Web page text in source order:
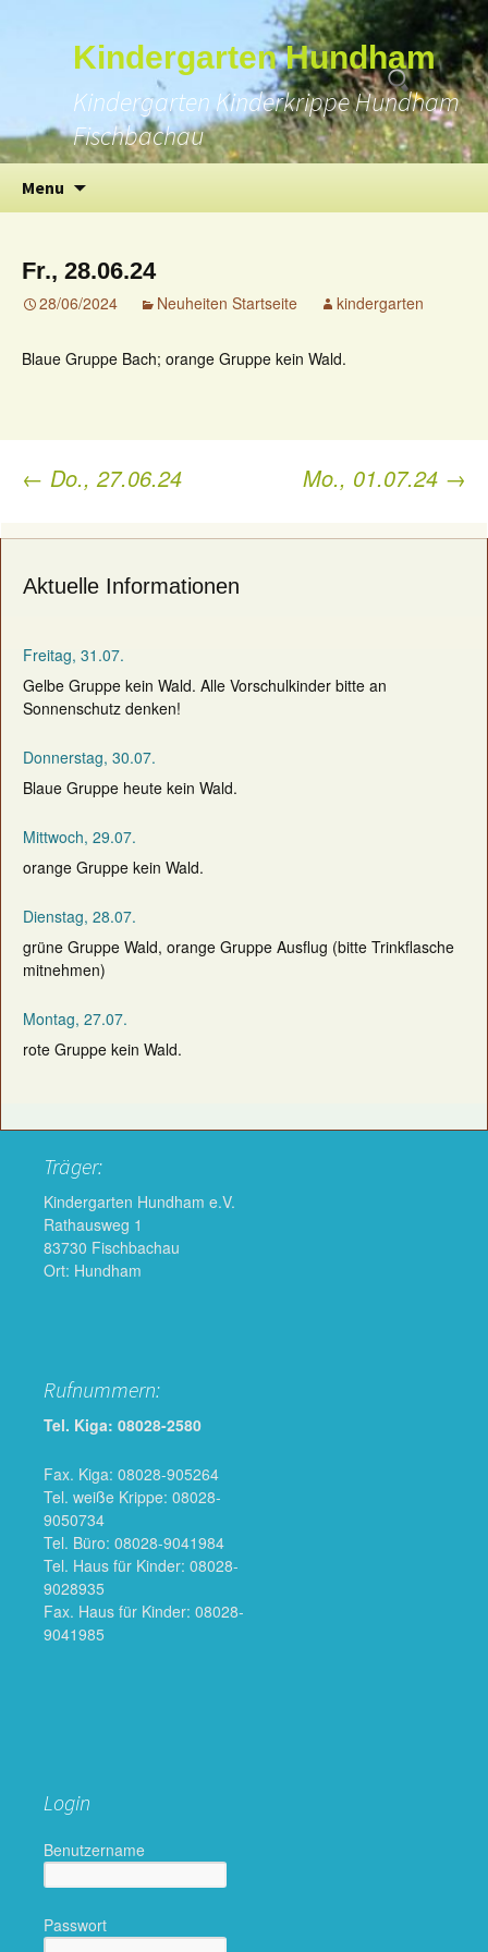
Kindergarten Hundham
Kindergarten Kinderkrippe Hundham
Fischbachau
Menu
content
Suchen
nach:
Fr., 28.06.24
28/06/2024 Neuheiten Startseite kindergarten
Blaue Gruppe Bach; orange Gruppe kein Wald.
Post
← Do., 27.06.24 Mo., 01.07.24 →
Aktuelle Informationen
Freitag, 31.07.
Gelbe Gruppe kein Wald. Alle Vorschulkinder bitte an
Sonnenschutz denken!
Donnerstag, 30.07.
Blaue Gruppe heute kein Wald.
Mittwoch, 29.07.
orange Gruppe kein Wald.
Dienstag, 28.07.
grüne Gruppe Wald, orange Gruppe Ausflug (bitte Trinkflasche
mitnehmen)
Montag, 27.07.
rote Gruppe kein Wald.
Träger:
Kindergarten Hundham e.V.
Rathausweg 1
83730 Fischbachau
Ort: Hundham
Rufnummern:
Tel. Kiga: 08028-2580
Fax. Kiga: 08028-905264
Tel. weiße Krippe: 08028-
9050734
Tel. Büro: 08028-9041984
Tel. Haus für Kinder: 08028-
9028935
Fax. Haus für Kinder: 08028-
9041985
Login
Benutzername
Passwort